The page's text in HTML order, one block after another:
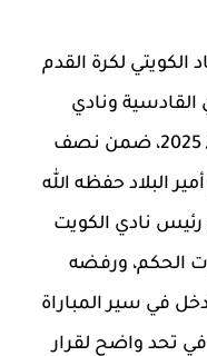
الكويتي لكرة القدم
القادسية ونادي
الكويت، التي أقيمت بتاريخ 29 / 5 / 2025، ضمن نصف
البلاد حفظه الله
نادي الكويت
الحكم، ورفضه
في سير المباراة
تحد واضح لقرار